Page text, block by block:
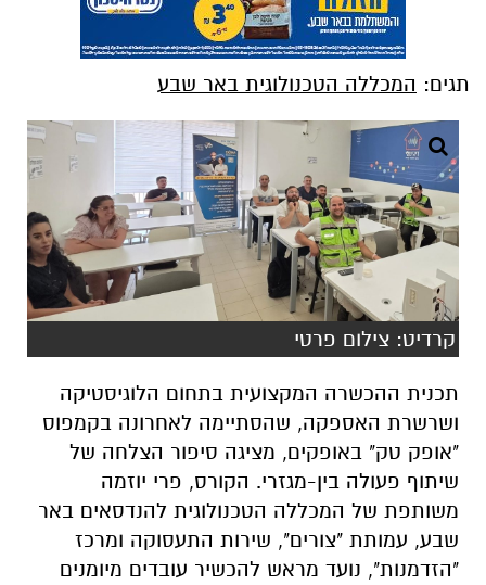
תגים: המכללה הטכנולוגית באר שבע
קרדיט: צילום פרטי
תכנית ההכשרה המקצועית בתחום הלוגיסטיקה
ושרשרת האספקה, שהסתיימה לאחרונה בקמפוס
"אופק טק" באופקים, מציגה סיפור הצלחה של
שיתוף פעולה בין-מגזרי. הקורס, פרי יוזמה
משותפת של המכללה הטכנולוגית להנדסאים באר
שבע, עמותת "צורים", שירות התעסוקה ומרכז
"הזדמנות", נועד מראש להכשיר עובדים מיומנים